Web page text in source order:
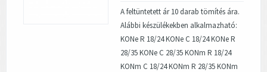
A feltüntetett ár 10 darab tömítés ára.
Alábbi készülékekben alkalmazható:
KONe R 18/24 KONe C 18/24 KONe R
28/35 KONe C 28/35 KONm R 18/24
KONm C 18/24 KONm R 28/35 KONm